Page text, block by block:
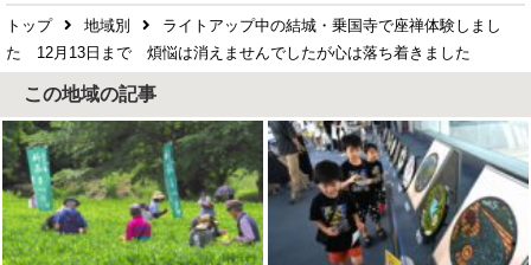
トップ 地域別
ライトアップ中の結城・乗国寺で座禅体験しまし
た 12月13日まで 煩悩は消えませんでしたが心は落ち着きました
この地域の記事